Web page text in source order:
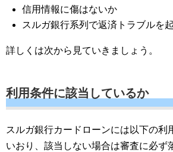
信用情報に傷はないか
スルガ銀行系列で返済トラブルを
詳しくは次から見ていきましょう。
利用条件に該当しているか
スルガ銀行カードローンには以下の利
いおり、該当しない場合は審査に必ず